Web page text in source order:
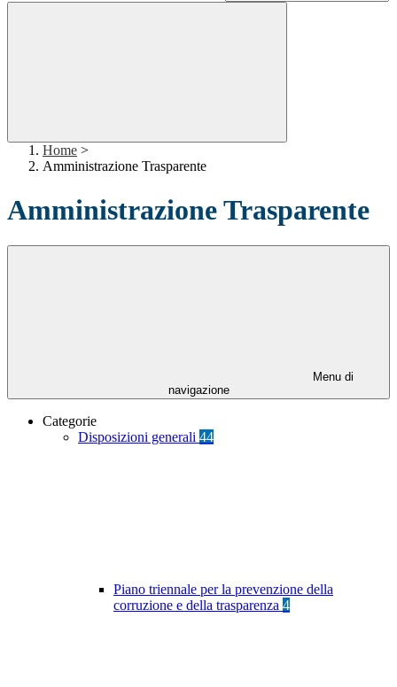
Home >
Amministrazione Trasparente
Amministrazione Trasparente
Menu di
navigazione
Categorie
Disposizioni generali 44
Piano triennale per la prevenzione della
corruzione e della trasparenza 4